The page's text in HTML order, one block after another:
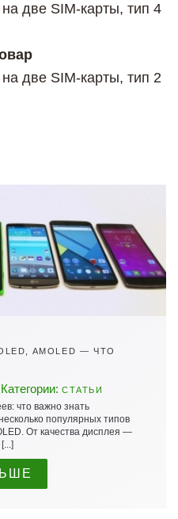
две SIM-карты, тип 4
две SIM-карты, тип 2
AMOLED — ЧТО
СТАТЬИ
что важно знать
популярных типов
От качества дисплея —